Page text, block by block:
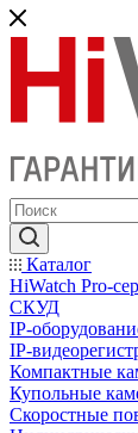
Каталог
HiWatch Pro-
CКУД
IP-
IP-
Компактные
Купольные
Скоростные